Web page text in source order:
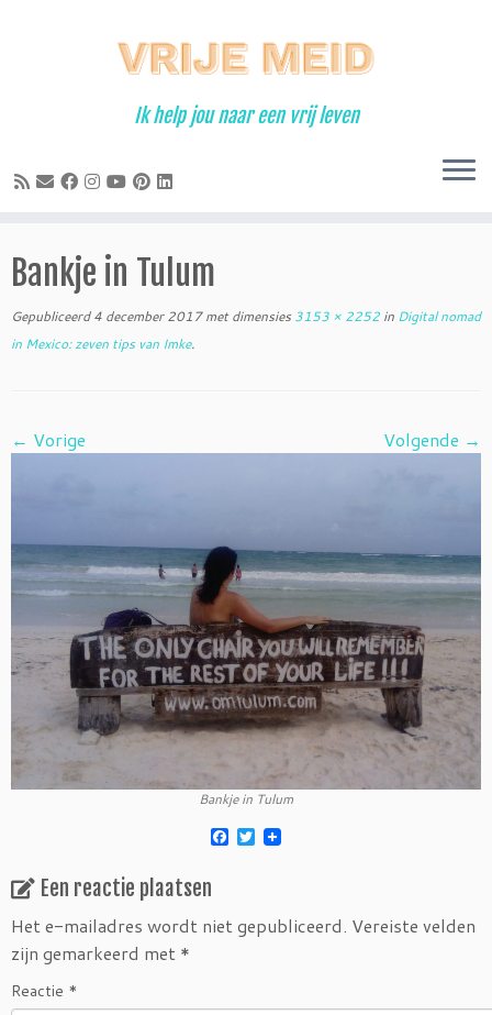
Ik help jou naar een vrij leven
Bankje in Tulum
Gepubliceerd 4 december 2017met dimensies 3153 × 2252 in Digital nomad
in Mexico: zeven tips van Imke.
← Vorige Volgende →
Bankje in Tulum
F
o
T
w
e
r
Een reactie plaatsen
Het e-mailadres wordt niet gepubliceerd. Vereiste velden
zijn gemarkeerd met *
Reactie *